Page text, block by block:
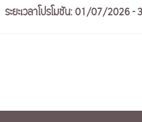
ระยะเวลาโปรโมชัน: 01/07/2026